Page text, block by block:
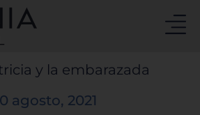
y la embarazada
agosto, 2021